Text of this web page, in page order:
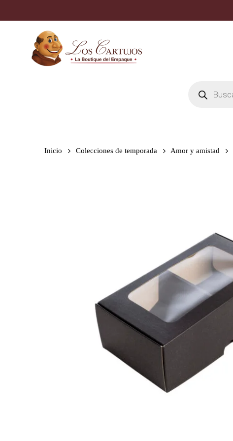
main
productos
Inicio Colecciones de temporada Amor y amistad